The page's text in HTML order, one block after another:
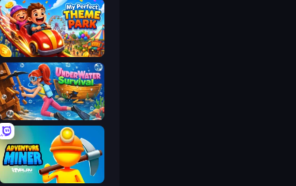
My Perfect Theme Park
Underwater Survival
Adventure Miner